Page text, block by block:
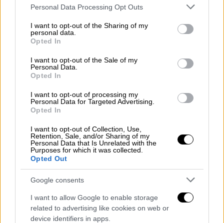
Please note that this website/app uses one or more Google
not limited to your visit or usage behaviour. You may click to
grant or deny consent to Google and its third-party tags to
use your data for below specified purposes in below Google
consent section.
Personal Data Processing Opt Outs
I want to opt-out of the Sharing of my
personal data.
Opted In
I want to opt-out of the Sale of my
Personal Data.
Opted In
I want to opt-out of processing my
Personal Data for Targeted Advertising.
Opted In
I want to opt-out of Collection, Use,
Retention, Sale, and/or Sharing of my
Personal Data that Is Unrelated with the
Purposes for which it was collected.
Opted Out
Google consents
I want to allow Google to enable storage
related to advertising like cookies on web or
device identifiers in apps.
Οικονομία|18.07.2024 07:20
Ήρθε το ασφαλιστήριο συμβόλαιο
οχήματος μέσω του Gov.gr Wallet - Ποια
Με τη νέα ψηφιακή υπηρεσία
του Gov.gr Wallet οι πολίτες θα δίνουν τη
ρητή συγκατάθεσή τους (consent) για τη
διάθεση των απαραίτητων δεδομένων τους
σε δημόσιους και ιδιωτικούς φορείς